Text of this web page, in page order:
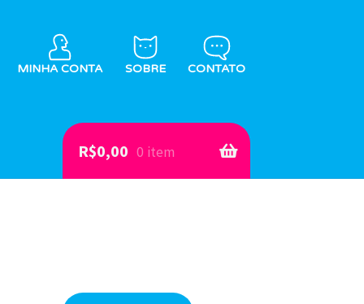
MINHA CONTA SOBRE CONTATO
R$0,00 0 item